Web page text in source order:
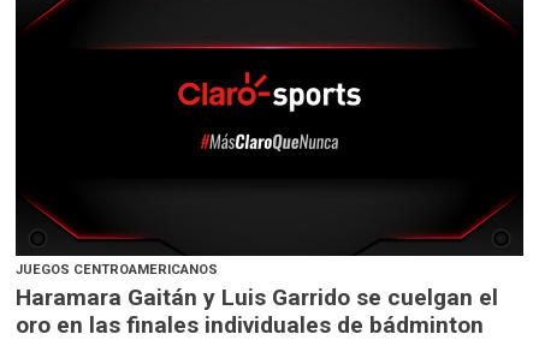
JUEGOS CENTROAMERICANOS
Haramara Gaitán y Luis Garrido se cuelgan el
oro en las finales individuales de bádminton